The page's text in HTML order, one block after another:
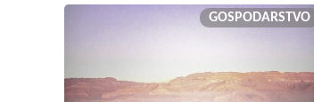
GOSPODARSTVO